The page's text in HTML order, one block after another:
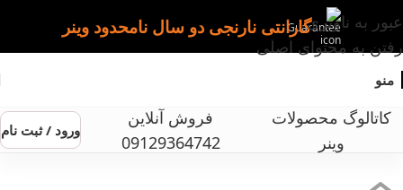
عبور به ناوبری
رفتن به محتوای اصلی
گارانتی نارنجی دو سال نامحدود وینر
منو
کاتالوگ محصولات
وینر
فروش آنلاین
09129364742
ورود / ثبت نام